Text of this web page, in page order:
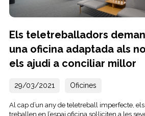
Els teletreballadors
una oficina adaptada als
els ajudi a conciliar millor
29/03/2021 Oficines
Al cap d’un any de teletreball imperfecte,
treballen en l’espai oficina sol·liciten a les